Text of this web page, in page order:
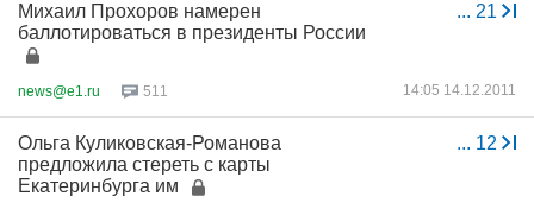
... 21
Михаил Прохоров намерен
баллотироваться в президенты России
news@e1.ru 511 14:05 14.12.2011
... 12
Ольга Куликовская-Романова
предложила стереть с карты
Екатеринбурга им